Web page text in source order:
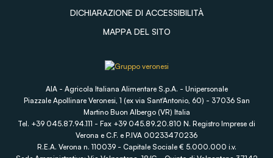
DICHIARAZIONE DI ACCESSIBILITÀ
MAPPA DEL SITO
AIA - Agricola Italiana Alimentare S.p.A. - Unipersonale
Piazzale Apollinare Veronesi, 1 (ex via Sant'Antonio, 60) - 37036 San
Martino Buon Albergo (VR) Italia
Tel. +39 045.87.94.111 - Fax +39 045.89.20.810 N. Registro Imprese di
Verona e C.F. e P.IVA 00233470236
R.E.A. Verona n. 110039 - Capitale Sociale € 5.000.000 i.v.